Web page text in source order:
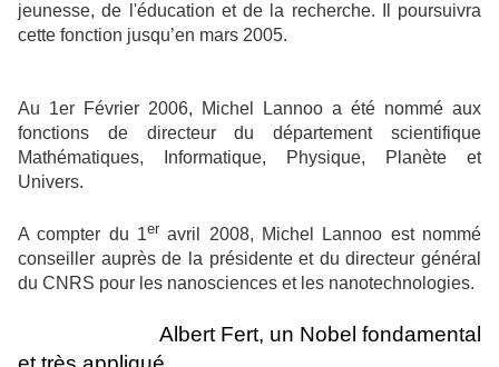
jeunesse, de l'éducation et de la recherche. Il poursuivra
cette fonction jusqu’en mars 2005.
Au 1er Février 2006, Michel Lannoo a été nommé aux
fonctions de directeur du département scientifique
Mathématiques, Informatique, Physique, Planète et
Univers.
A compter du 1er avril 2008, Michel Lannoo est nommé
conseiller auprès de la présidente et du directeur général
du CNRS pour les nanosciences et les nanotechnologies.
Albert Fert, un Nobel fondamental